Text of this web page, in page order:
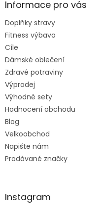
Informace pro vás
Doplňky stravy
Fitness výbava
Cíle
Dámské oblečení
Zdravé potraviny
Výprodej
Výhodné sety
Hodnocení obchodu
Blog
Velkoobchod
Napište nám
Prodávané značky
Instagram